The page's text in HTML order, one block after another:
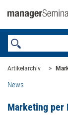
Artikelarchiv
News
Marketing per